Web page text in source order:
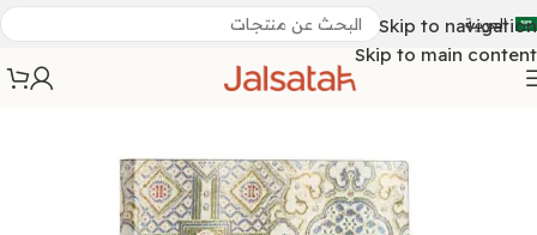
Skip to navigation
Skip to main content
العربية